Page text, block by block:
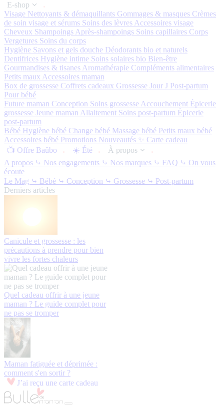
E-shop
Visage Nettoyants & démaquillants Gommages & masques Crèmes
de soin visage et sérums Soins des lèvres Accessoires visage
Cheveux Shampoings Après-shampoings Soins capillaires Corps
Vergetures Soins du corps
Hygiène Savons et gels douche Déodorants bio et naturels
Dentifrices Hygiène intime Soins solaires bio Bien-être
Gourmandises & tisanes Aromathérapie Compléments alimentaires
Petits maux Accessoires maman
Box de grossesse Coffrets cadeaux Grossesse Jour J Post-partum
Pour bébé
Future maman Conception Soins grossesse Accouchement Épicerie
grossesse Jeune maman Allaitement Soins post-partum Épicerie
post-partum
Bébé Hygiène bébé Change bébé Massage bébé Petits maux bébé
Accessoires bébé Promotions Nouveautés ✨ Carte cadeau
📺 Offre Baûbo
☀️ Été
À propos
A propos ⤷ Nos engagements ⤷ Nos marques ⤷ FAQ ⤷ On vous
écoute
Le Mag ⤷ Bébé ⤷ Conception ⤷ Grossesse ⤷ Post-partum
Derniers articles
Canicule et grossesse : les
précautions à prendre pour bien
vivre les fortes chaleurs
Quel cadeau offrir à une jeune
maman ? Le guide complet pour
ne pas se tromper
Maman fatiguée et déprimée :
comment s'en sortir ?
J’ai reçu une carte cadeau